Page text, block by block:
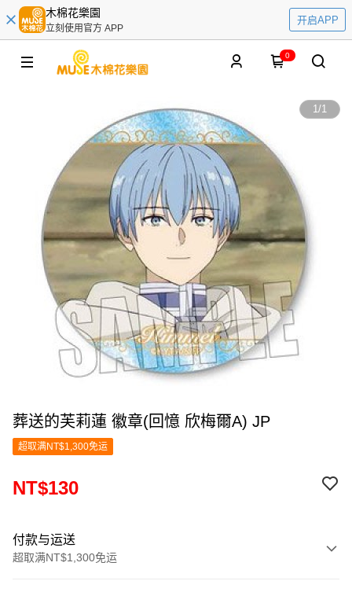
木棉花樂園
立刻使用官方 APP
开启APP
0
1/1
葬送的芙莉蓮 徽章(回憶 欣梅爾A) JP
超取满NT$1,300免运
NT$130
付款与运送
超取满NT$1,300免运